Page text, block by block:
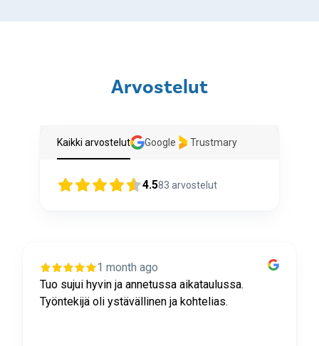
Arvostelut
Kaikki arvostelut Google Trustmary
4.583 arvostelut
1 month ago
Tuo sujui hyvin ja annetussa aikataulussa.
Työntekijä oli ystävällinen ja kohtelias.